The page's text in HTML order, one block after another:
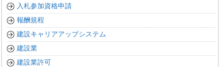
入札参加資格申請
報酬規程
建設キャリアアップシステム
建設業
建設業許可